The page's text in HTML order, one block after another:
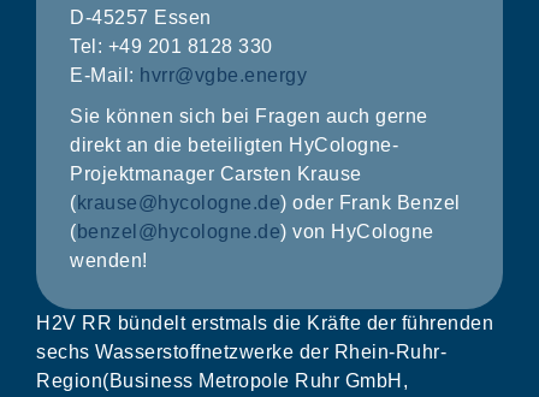
D-45257 Essen
Tel: +49 201 8128 330
E-Mail: hvrr@vgbe.energy
Sie können sich bei Fragen auch gerne
direkt an die beteiligten HyCologne-
Projektmanager Carsten Krause
(krause@hycologne.de) oder Frank Benzel
(benzel@hycologne.de) von HyCologne
wenden!
H2V RR bündelt erstmals die Kräfte der führenden
sechs Wasserstoffnetzwerke der Rhein-Ruhr-
Region(Business Metropole Ruhr GmbH,